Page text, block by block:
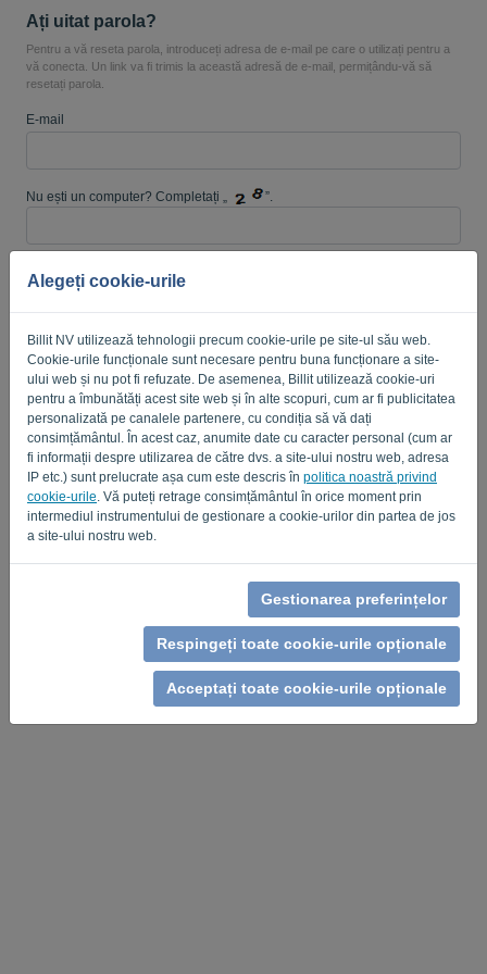
Alegeți cookie-urile
Billit NV utilizează tehnologii precum cookie-urile pe site-ul său web.
Cookie-urile funcționale sunt necesare pentru buna funcționare a site-
ului web și nu pot fi refuzate. De asemenea, Billit utilizează cookie-uri
pentru a îmbunătăți acest site web și în alte scopuri, cum ar fi publicitatea
personalizată pe canalele partenere, cu condiția să vă dați
consimțământul. În acest caz, anumite date cu caracter personal (cum ar
fi informații despre utilizarea de către dvs. a site-ului nostru web, adresa
IP etc.) sunt prelucrate așa cum este descris în politica noastră privind
cookie-urile . Vă puteți retrage consimțământul în orice moment prin
intermediul instrumentului de gestionare a cookie-urilor din partea de jos
a site-ului nostru web.
Gestionarea preferințelor
Respingeți toate cookie-urile opționale
Acceptați toate cookie-urile opționale
Ați uitat parola?
Pentru a vă reseta parola, introduceți adresa de e-mail pe care o utilizați pentru a
vă conecta. Un link va fi trimis la această adresă de e-mail, permițându-vă să
resetați parola.
E-mail
Nu ești un computer? Completați „ ”.
Înapoi la autentificare
Privacy Policy- Terms of Service.